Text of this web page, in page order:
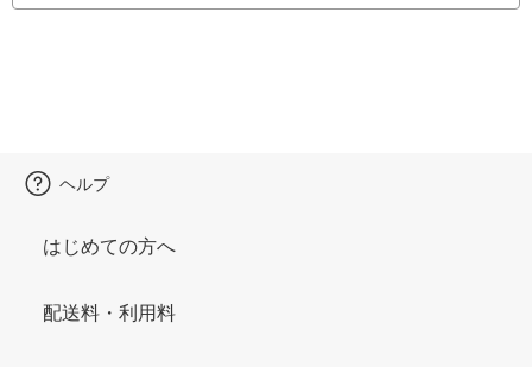
ヘルプ
はじめての方へ
配送料・利用料